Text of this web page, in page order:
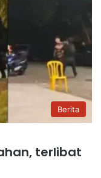
Berita
terlibat